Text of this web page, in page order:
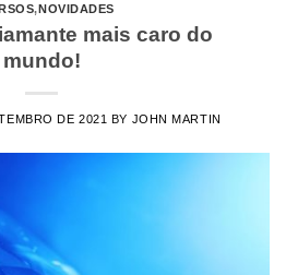
,NOVIDADES
mais caro do
mundo!
DE 2021 BY JOHN MARTIN